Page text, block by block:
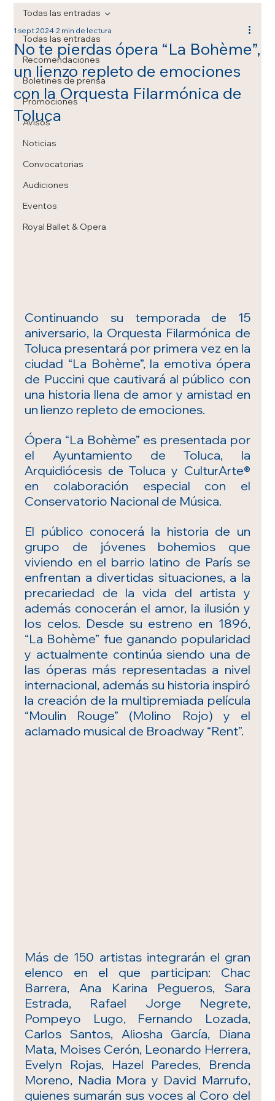
Todas las entradas
Recomendaciones
Boletines de prensa
Promociones
Avisos
Noticias
Convocatorias
Audiciones
Eventos
Royal Ballet & Opera
Todas las entradas
No te pierdas ópera “La Bohème”,
un lienzo repleto de emociones
con la Orquesta Filarmónica de
Toluca
1 sept 2024 2 min de lectura
Continuando su temporada de 15
aniversario, la Orquesta Filarmónica de
Toluca presentará por primera vez en la
ciudad “La Bohème”, la emotiva ópera
de Puccini que cautivará al público con
una historia llena de amor y amistad en
un lienzo repleto de emociones.
Ópera “La Bohème” es presentada por
el Ayuntamiento de Toluca, la
Arquidiócesis de Toluca y CulturArte®
en colaboración especial con el
Conservatorio Nacional de Música.
El público conocerá la historia de un
grupo de jóvenes bohemios que
viviendo en el barrio latino de París se
enfrentan a divertidas situaciones, a la
precariedad de la vida del artista y
además conocerán el amor, la ilusión y
los celos. Desde su estreno en 1896,
“La Bohème” fue ganando popularidad
y actualmente continúa siendo una de
las óperas más representadas a nivel
internacional, además su historia inspiró
la creación de la multipremiada película
“Moulin Rouge” (Molino Rojo) y el
aclamado musical de Broadway “Rent”.
Más de 150 artistas integrarán el gran
elenco en el que participan: Chac
Barrera, Ana Karina Pegueros, Sara
Estrada, Rafael Jorge Negrete,
Pompeyo Lugo, Fernando Lozada,
Carlos Santos, Aliosha García, Diana
Mata, Moises Cerón, Leonardo Herrera,
Evelyn Rojas, Hazel Paredes, Brenda
Moreno, Nadia Mora y David Marrufo,
quienes sumarán sus voces al Coro del